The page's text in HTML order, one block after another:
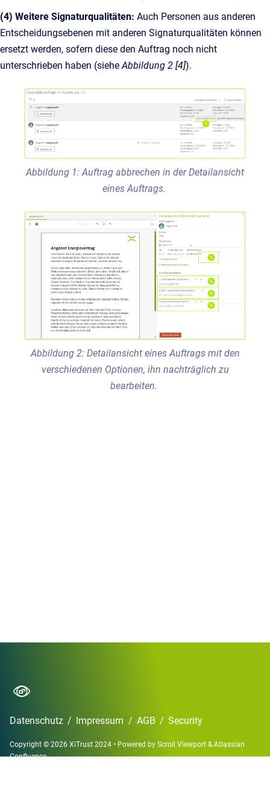
(4) Weitere Signaturqualitäten: Auch Personen aus anderen
Entscheidungsebenen mit anderen Signaturqualitäten können
ersetzt werden, sofern diese den Auftrag noch nicht
unterschrieben haben (sieheAbbildung 2 [4]).
Abbildung 1: Auftrag abbrechen in der Detailansicht
eines Auftrags.
Abbildung 2: Detailansicht eines Auftrags mit den
verschiedenen Optionen, ihn nachträglich zu
bearbeiten.
Datenschutz / Impressum / AGB / Security
Copyright © 2026 XiTrust 2024 • Powered by Scroll Viewport &Atlassian
Confluence